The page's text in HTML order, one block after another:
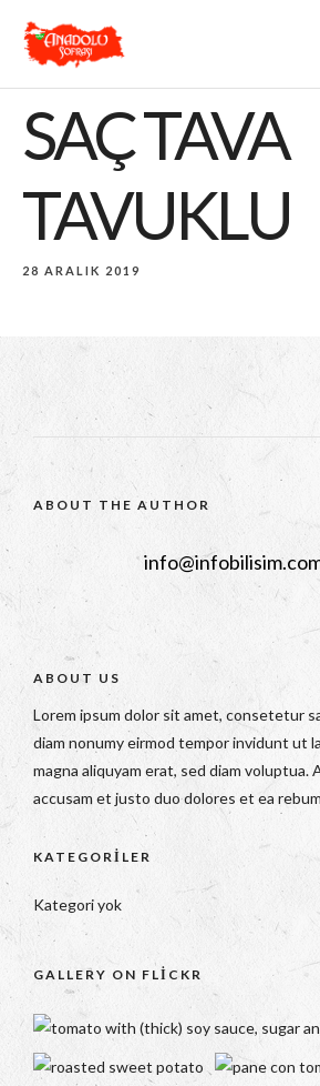
SAÇ TAVA
TAVUKLU
28 ARALIK 2019
ABOUT THE AUTHOR
ABOUT US
Lorem ipsum dolor sit amet, consetetur
diam nonumy eirmod tempor invidunt ut
magna aliquyam erat, sed diam voluptua.
accusam et justo duo dolores et ea
KATEGORILER
Kategori yok
GALLERY ON FLICKR